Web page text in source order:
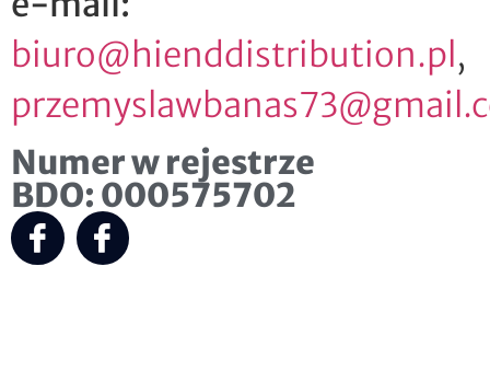
biuro@hienddistribution.pl,
Numer w rejestrze
BDO: 000575702